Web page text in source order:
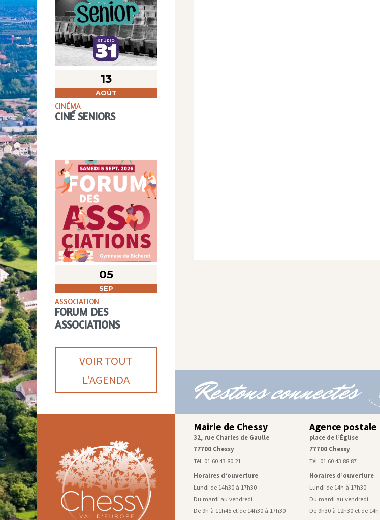
13
AOÛT
CINÉMA
CINÉ SENIORS
05
SEP
ASSOCIATION
FORUM DES
ASSOCIATIONS
VOIR TOUT
L'AGENDA
Restons connectés
Mairie de Chessy
32, rue Charles de Gaulle
77700 Chessy
Tél. 01 60 43 80 21
Horaires d’ouverture
Lundi de 14h30 à 17h30
Du mardi au vendredi
De 9h à 11h45 et de 14h30 à 17h30
Agence postale
place de l’Église
77700 Chessy
Tél. 01 60 43 88 87
Horaires d’ouverture
Lundi de 14h à 17h30
Du mardi au vendredi
De 9h30 à 12h30 et de